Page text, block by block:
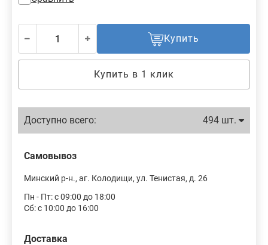
Купить
Купить в 1 клик
Доступно всего: 494 шт.
Самовывоз
Минский р-н., аг. Колодищи, ул. Тенистая, д. 26
Пн - Пт: с 09:00 до 18:00
Сб: с 10:00 до 16:00
Доставка